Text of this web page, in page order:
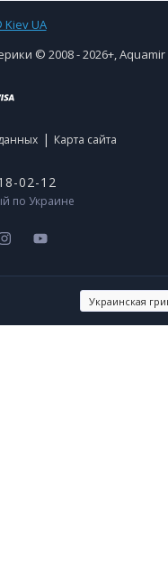
© 2008 - 2026+,
| Карта сайта
02-12
по Украине